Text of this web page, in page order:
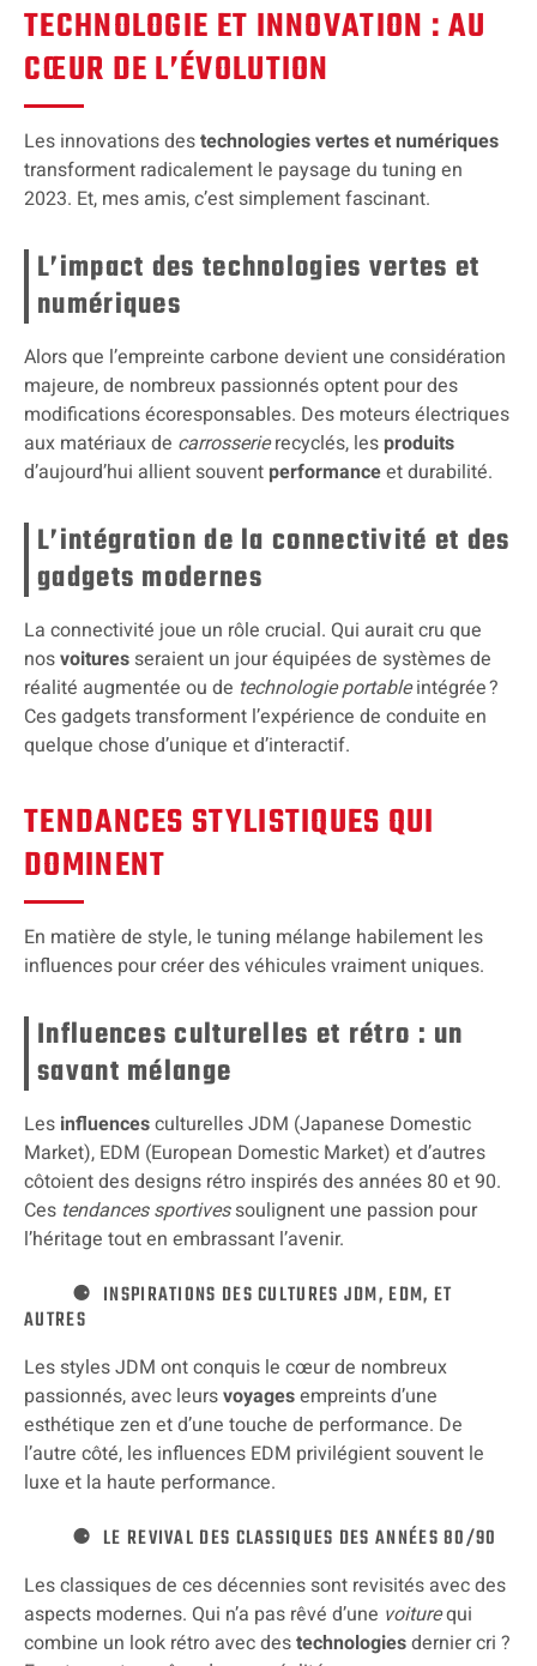
TECHNOLOGIE ET INNOVATION : AU
CŒUR DE L’ÉVOLUTION
Les innovations destechnologies vertes et numériques
transforment radicalement le paysage du tuning en
2023. Et, mes amis, c’est simplement fascinant.
L’impact des technologies vertes et
numériques
Alors que l’empreinte carbone devient une considération
majeure, de nombreux passionnés optent pour des
modifications écoresponsables. Des moteurs électriques
aux matériaux de carrosserierecyclés, les produits
d’aujourd’hui allient souvent performanceet durabilité.
L’intégration de la connectivité et des
gadgets modernes
La connectivité joue un rôle crucial. Qui aurait cru que
nosvoitures seraient un jour équipées de systèmes de
réalité augmentée ou de technologie portableintégrée ?
Ces gadgets transforment l’expérience de conduite en
quelque chose d’unique et d’interactif.
TENDANCES STYLISTIQUES QUI
DOMINENT
En matière de style, le tuning mélange habilement les
influences pour créer des véhicules vraiment uniques.
Influences culturelles et rétro : un
savant mélange
Les influencesculturelles JDM (Japanese Domestic
Market), EDM (European Domestic Market) et d’autres
côtoient des designs rétro inspirés des années 80 et 90.
Ces tendances sportivessoulignent une passion pour
l’héritage tout en embrassant l’avenir.
INSPIRATIONS DES CULTURES JDM, EDM, ET
AUTRES
Les styles JDM ont conquis le cœur de nombreux
passionnés, avec leursvoyagesempreints d’une
esthétique zen et d’une touche de performance. De
l’autre côté, les influences EDM privilégient souvent le
luxe et la haute performance.
LE REVIVAL DES CLASSIQUES DES ANNÉES 80/90
Les classiques de ces décennies sont revisités avec des
aspects modernes. Qui n’a pas rêvé d’une voiturequi
combine un look rétro avec destechnologiesdernier cri ?